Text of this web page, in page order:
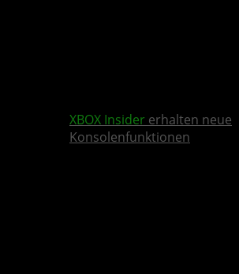
XBOX Insider erhalten neue
Konsolenfunktionen